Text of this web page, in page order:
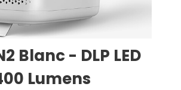
Blanc - DLP LED
Lumens